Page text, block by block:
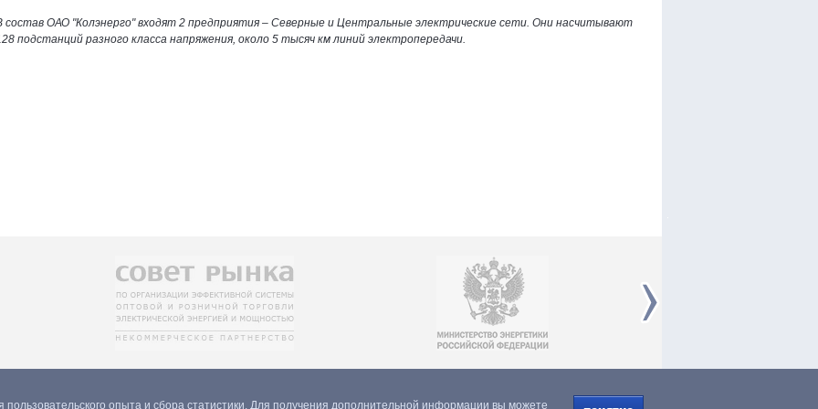
состав ОАО "Колэнерго" входят 2 предприятия – Северные и Центральные электрические сети. Они насчитывают
подстанций разного класса напряжения, около 5 тысяч км линий электропередачи.
опыта и сбора статистики. Для получения дополнительной информации вы можете